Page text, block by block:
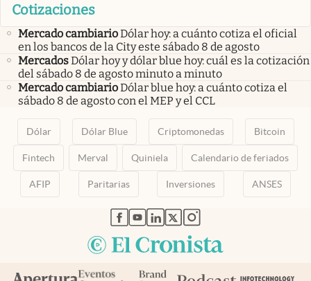
Cotizaciones
Mercado cambiarioDólar hoy: a cuánto cotiza el oficial
en los bancos de la City este sábado 8 de agosto
MercadosDólar hoy y dólar blue hoy: cuál es la cotización
del sábado 8 de agosto minuto a minuto
Mercado cambiarioDólar blue hoy: a cuánto cotiza el
sábado 8 de agosto con el MEP y el CCL
Dólar Dólar Blue Criptomonedas Bitcoin
Fintech Merval Quiniela Calendario de feriados
AFIP Paritarias Inversiones ANSES
abre en nueva pestaña
abre en nueva pestaña
abre en nueva pestaña
abre en nueva pestaña
abre en nueva pestaña